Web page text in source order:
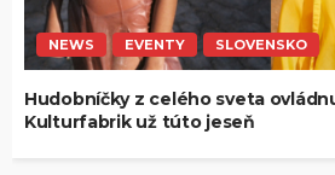
NEWS EVENTY SLOVENSKO
Hudobníčky z celého sveta
Kulturfabrik už túto jeseň